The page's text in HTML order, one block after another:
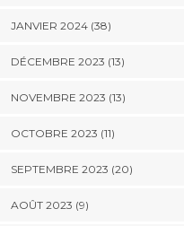
JANVIER 2024 (38)
DÉCEMBRE 2023 (13)
NOVEMBRE 2023 (13)
OCTOBRE 2023 (11)
SEPTEMBRE 2023 (20)
AOÛT 2023 (9)